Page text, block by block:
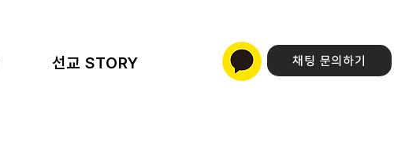
선교 STORY 채팅 문의하기